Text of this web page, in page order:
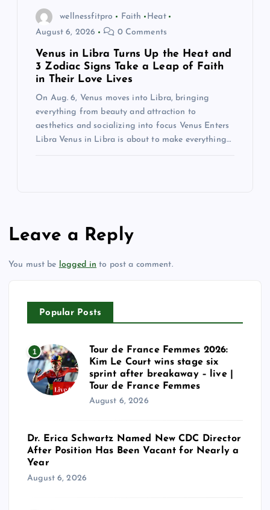
wellnessfitpro Faith
Heat
August 6, 2026
0 Comments
Venus in Libra Turns Up the Heat and
3 Zodiac Signs Take a Leap of Faith
in Their Love Lives
On Aug. 6, Venus moves into Libra, bringing
everything from beauty and attraction to
aesthetics and socializing into focus Venus Enters
Libra Venus in Libra is about to make everything…
Leave a Reply
You must be logged in to post a comment.
Popular Posts
1
Tour de France Femmes 2026:
Kim Le Court wins stage six
sprint after breakaway – live |
Tour de France Femmes
August 6, 2026
Dr. Erica Schwartz Named New CDC Director
After Position Has Been Vacant for Nearly a
Year
August 6, 2026